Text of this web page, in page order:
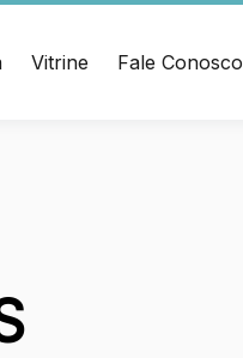
Vitrine Fale Conosco